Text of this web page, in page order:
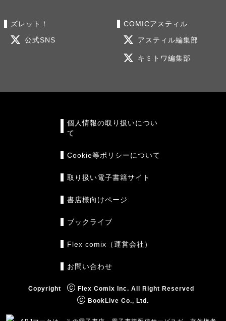
ズレット！
公式SNS
COMICアスティル
アスティル編集部
キミトワ編集部
個人情報の取り扱いについ
て
Cookie等ポリシーについて
取り扱い電子書籍サイト
書店様向けページ
ブックライブ
Flex comix（運営会社）
お問い合わせ
Copyright
Flex Comix Inc. All Right Reserved
BookLive Co., Ltd.